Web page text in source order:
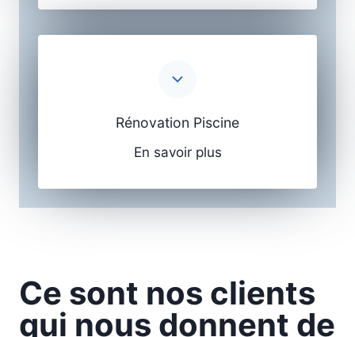
Rénovation Piscine
En savoir plus
Ce sont nos clients
qui nous donnent de